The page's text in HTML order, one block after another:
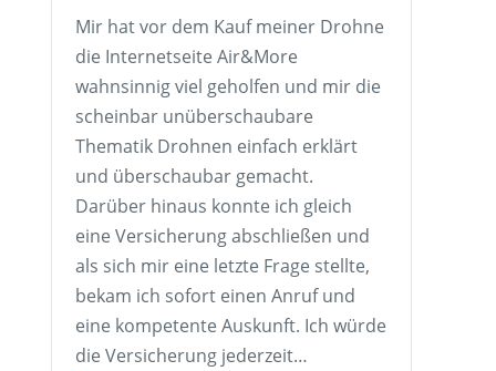
Mir hat vor dem Kauf meiner Drohne
die Internetseite Air&More
wahnsinnig viel geholfen und mir die
scheinbar unüberschaubare
Thematik Drohnen einfach erklärt
und überschaubar gemacht.
Darüber hinaus konnte ich gleich
eine Versicherung abschließen und
als sich mir eine letzte Frage stellte,
bekam ich sofort einen Anruf und
eine kompetente Auskunft. Ich würde
die Versicherung jederzeit…